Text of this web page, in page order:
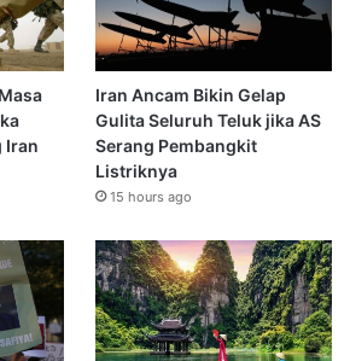
Iran
Iran Ancam Bikin Gelap
Gulita Seluruh Teluk jika AS
Serang Pembangkit
Listriknya
15 hours ago